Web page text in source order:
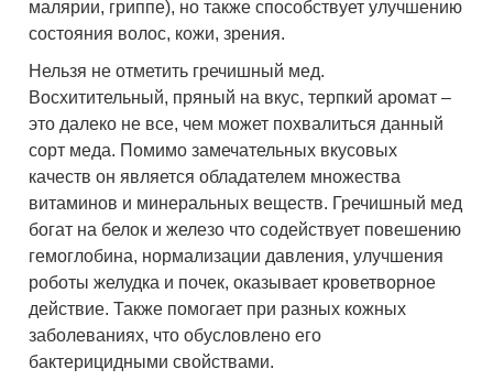
малярии, гриппе), но также способствует улучшению
состояния волос, кожи, зрения.
Нельзя не отметить гречишный мед.
Восхитительный, пряный на вкус, терпкий аромат –
это далеко не все, чем может похвалиться данный
сорт меда. Помимо замечательных вкусовых
качеств он является обладателем множества
витаминов и минеральных веществ. Гречишный мед
богат на белок и железо что содействует повешению
гемоглобина, нормализации давления, улучшения
роботы желудка и почек, оказывает кроветворное
действие. Также помогает при разных кожных
заболеваниях, что обусловлено его
бактерицидными свойствами.